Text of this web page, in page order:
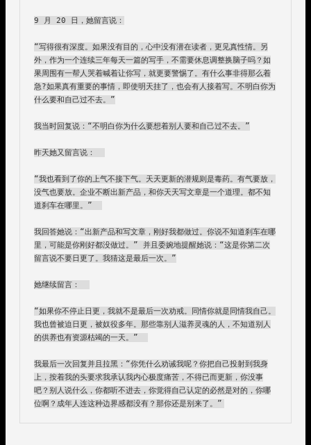
9 月 20 日，她留言说：
“写得很有深度。如果没有目的，心中没有潜在读者，更见真性情。另
外，作为一个连续三年每天一篇的写手，不需要休息调整换脑子吗？如
果周围有一帮人哭着喊着让你写，就更要警惕了。有什么事非得那么着
急?如果真有重要的事情，即使明天挂了，也会有人接着写。不明白你为
什么要和自己过不去。​”
我当时回复说：​“不明白你为什么要想着别人要和自己过不去。”
​昨天她又留言说：
“我也看到了你的上气不接下气。天天更新的潜规则是毒药。有气要放，
没气也要放。企业不断出新产品，和你天天写文章是一个道理。都不知
道刹车在哪里。”
我回答她说：“出新产品和写文章，刚好我都做过。你说不知道刹车在哪
里，可能是你刚好都没做过。” 并且委婉地提醒她说：“这是你第二次
留言说不要日更了。我猜这是最后一次。”
​她继续留言：
“如果你不停止日更，我就不是最后一次劝戒。同情你就是同情我自己。
我也曾被迫日更，被奴役多年。那些靠别人滋养灵魂的人，不知道别人
的供养也有资源枯竭的一天。”
我最后一次回复并且拉黑​：“你凭什么劝诫我呢？你把自己投射到我身
上，按着我的头要求我承认我内心极度痛苦，不得已而更新，你没事
吧？别人说什么，你都听不进去，你觉得自己认定的必然是对的，你哪